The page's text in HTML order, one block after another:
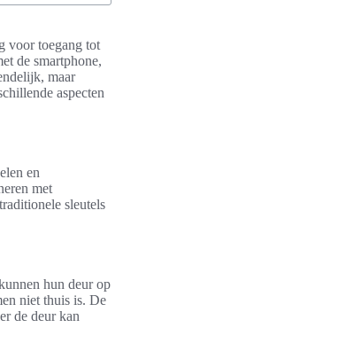
voor toegang tot
de smartphone,
maar
aspecten
en
met
sleutels
hun deur op
niet thuis is. De
de deur kan